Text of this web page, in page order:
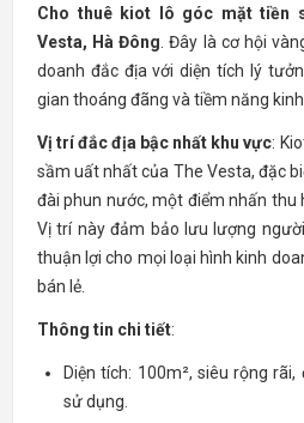
Cho thuê kiot lô góc mặt tiền
Vesta, Hà Đông . Đây là cơ hội
doanh đắc địa với diện tích lý
gian thoáng đãng và tiềm năng
Vị trí đắc địa bậc nhất khu vực:
sầm uất nhất của The Vesta, đặc
đài phun nước, một điểm nhấn thu
Vị trí này đảm bảo lưu lượng
thuận lợi cho mọi loại hình kinh
bán lẻ.
Thông tin chi tiết:
Diện tích: 100m², siêu rộng
sử dụng.